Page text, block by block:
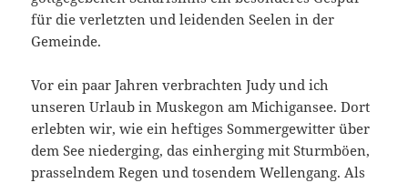
für die verletzten und leidenden Seelen in der
Gemeinde.
Vor ein paar Jahren verbrachten Judy und ich
unseren Urlaub in Muskegon am Michigansee. Dort
erlebten wir, wie ein heftiges Som­mergewitter über
dem See niederging, das einherging mit Sturmbö­en,
prasselndem Regen und tosendem Wellengang. Als